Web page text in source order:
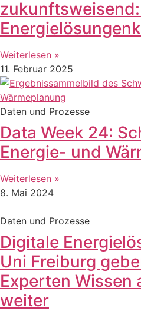
zukunftsweisend:
Weiterlesen »
11. Februar 2025
Daten und Prozesse
Data Week 24:
Energie- und
Weiterlesen »
8. Mai 2024
Daten und Prozesse
Digitale
Uni Freiburg
Experten Wissen
weiter